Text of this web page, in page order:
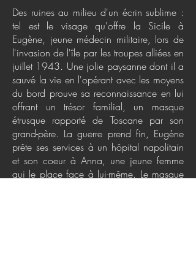
Des ruines au milieu d'un écrin sublime :
tel est le visage qu'offre la Sicile à
Eugène, jeune médecin militaire, lors de
l'invasion de l'île par les troupes alliées en
juillet 1943. Une jolie paysanne dont il a
sauvé la vie en l'opérant avec les moyens
du bord prouve sa reconnaissance en lui
offrant un trésor familial, un masque
étrusque rapporté de Toscane par son
grand-père. La guerre prend fin, Eugène
prête ses services à un hôpital napolitain
et son coeur à Anna, une jeune femme
qui le place face à lui-même. Le masque